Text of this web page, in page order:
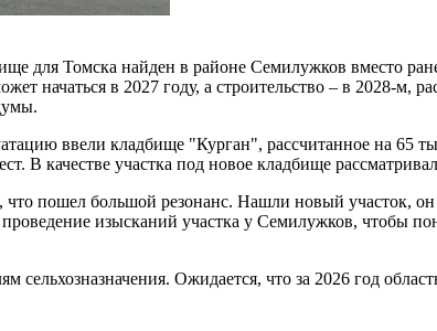
для Томска найден в районе Семилужков вместо
начаться в 2027 году, а строительство – в 2028-м,
ввели кладбище "Курган", рассчитанное на 65
В качестве участка под новое кладбище
пошел большой резонанс. Нашли новый участок,
изысканий участка у Семилужков, чтобы
Ожидается, что за 2026 год